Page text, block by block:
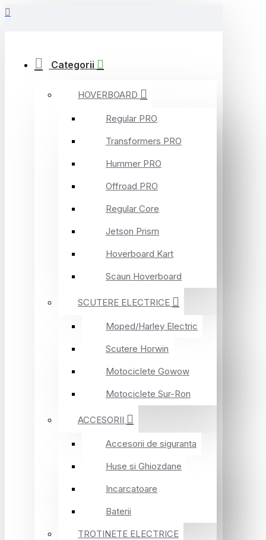
Categorii
HOVERBOARD
Regular PRO
Transformers PRO
Hummer PRO
Offroad PRO
Regular Core
Jetson Prism
Hoverboard Kart
Scaun Hoverboard
SCUTERE ELECTRICE
Moped/Harley Electric
Scutere Horwin
Motociclete Gowow
Motociclete Sur-Ron
ACCESORII
Accesorii de siguranta
Huse si Ghiozdane
Incarcatoare
Baterii
TROTINETE ELECTRICE